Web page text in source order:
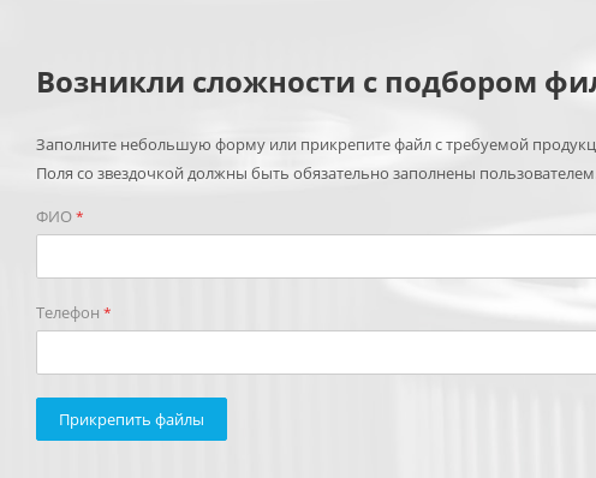
Возникли сложности с подбором
Заполните небольшую форму или прикрепите файл с требуемой
Поля со звездочкой должны быть обязательно заполнены
ФИО*
Телефон *
Прикрепить файлы